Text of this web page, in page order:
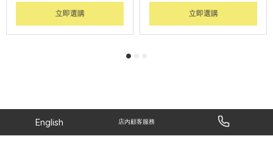
立即選購 立即選購
English 店內顧客服務